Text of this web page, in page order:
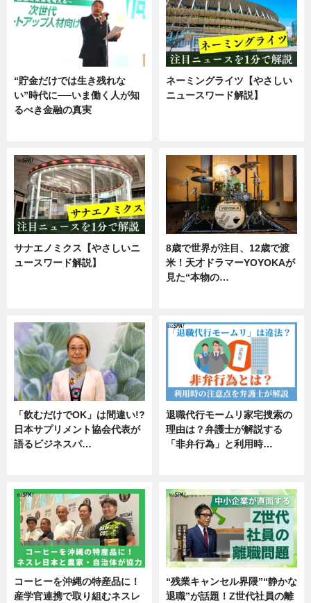
“貯金だけでは生き残れな
い”時代に──いま働く人が知
るべき金融の真実
ネーミングライツ【やさしい
ニュースワード解説】
サナエノミクス【やさしいニ
ュースワード解説】
8歳で世界が注目、12歳で渡
米！天才ドラマーYOYOKAが
見た“本物の…
「飲むだけでOK」は間違い!?
日本サプリメント協会代表が
語るビジネスパ…
退職代行モームリ家宅捜索の
理由は？弁護士が解説する
「非弁行為」と利用時…
コーヒーを沖縄の特産品に！
産学官連携で取り組むネスレ
“残業キャンセル界隈”“静かな
退職”が話題！Z世代社員の離